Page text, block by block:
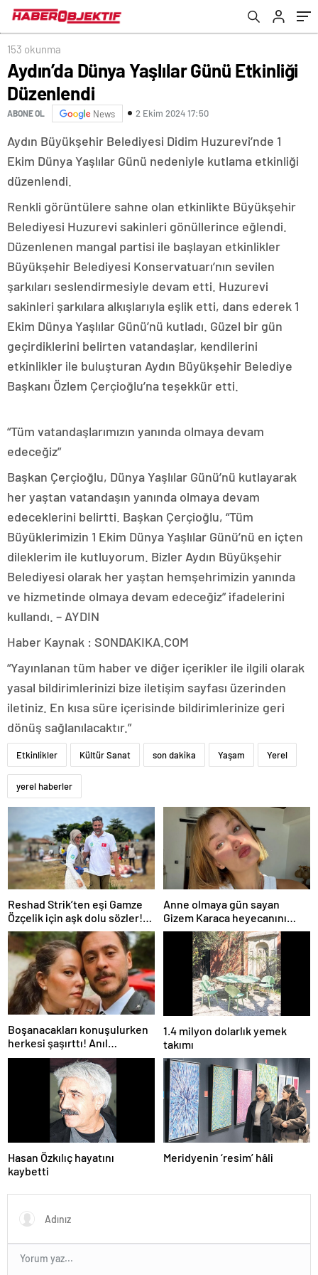
153 okunma
Aydın’da Dünya Yaşlılar Günü Etkinliği
Düzenlendi
ABONE OL News 2 Ekim 2024 17:50
Aydın Büyükşehir Belediyesi Didim Huzurevi’nde 1
Ekim Dünya Yaşlılar Günü nedeniyle kutlama etkinliği
düzenlendi.
Renkli görüntülere sahne olan etkinlikte Büyükşehir
Belediyesi Huzurevi sakinleri gönüllerince eğlendi.
Düzenlenen mangal partisi ile başlayan etkinlikler
Büyükşehir Belediyesi Konservatuarı’nın sevilen
şarkıları seslendirmesiyle devam etti. Huzurevi
sakinleri şarkılara alkışlarıyla eşlik etti, dans ederek 1
Ekim Dünya Yaşlılar Günü’nü kutladı. Güzel bir gün
geçirdiklerini belirten vatandaşlar, kendilerini
etkinlikler ile buluşturan Aydın Büyükşehir Belediye
Başkanı Özlem Çerçioğlu’na teşekkür etti.
“Tüm vatandaşlarımızın yanında olmaya devam
edeceğiz”
Başkan Çerçioğlu, Dünya Yaşlılar Günü’nü kutlayarak
her yaştan vatandaşın yanında olmaya devam
edeceklerini belirtti. Başkan Çerçioğlu, “Tüm
Büyüklerimizin 1 Ekim Dünya Yaşlılar Günü’nü en içten
dileklerim ile kutluyorum. Bizler Aydın Büyükşehir
Belediyesi olarak her yaştan hemşehrimizin yanında
ve hizmetinde olmaya devam edeceğiz” ifadelerini
kullandı. – AYDIN
Haber Kaynak : SONDAKIKA.COM
“Yayınlanan tüm haber ve diğer içerikler ile ilgili olarak
yasal bildirimlerinizi bize iletişim sayfası üzerinden
iletiniz. En kısa süre içerisinde bildirimlerinize geri
dönüş sağlanılacaktır.”
Etkinlikler Kültür Sanat son dakika Yaşam Yerel
yerel haberler
Reshad Strik’ten eşi Gamze
Özçelik için aşk dolu sözler!
“Benim cennetim…”
Anne olmaya gün sayan
Gizem Karaca heyecanını
paylaştı! “Senelerdir annelik
yapıyorum ama bu sene
farklı…”
Boşanacakları konuşulurken
herkesi şaşırttı! Anıl
Altan’dan Pelin Akil’e
duygusal Anneler Günü
1.4 milyon dolarlık yemek
takımı
Hasan Özkılıç hayatını
kaybetti
Meridyenin ‘resim’ hâli